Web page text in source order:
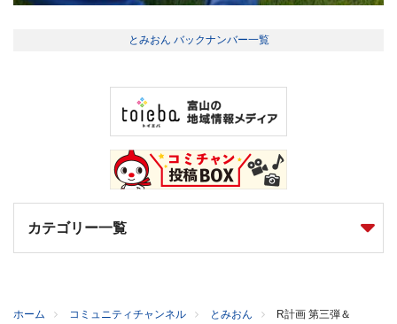
とみおん バックナンバー一覧
カテゴリー一覧
ホーム コミュニティチャンネル とみおん
R計画 第三弾＆